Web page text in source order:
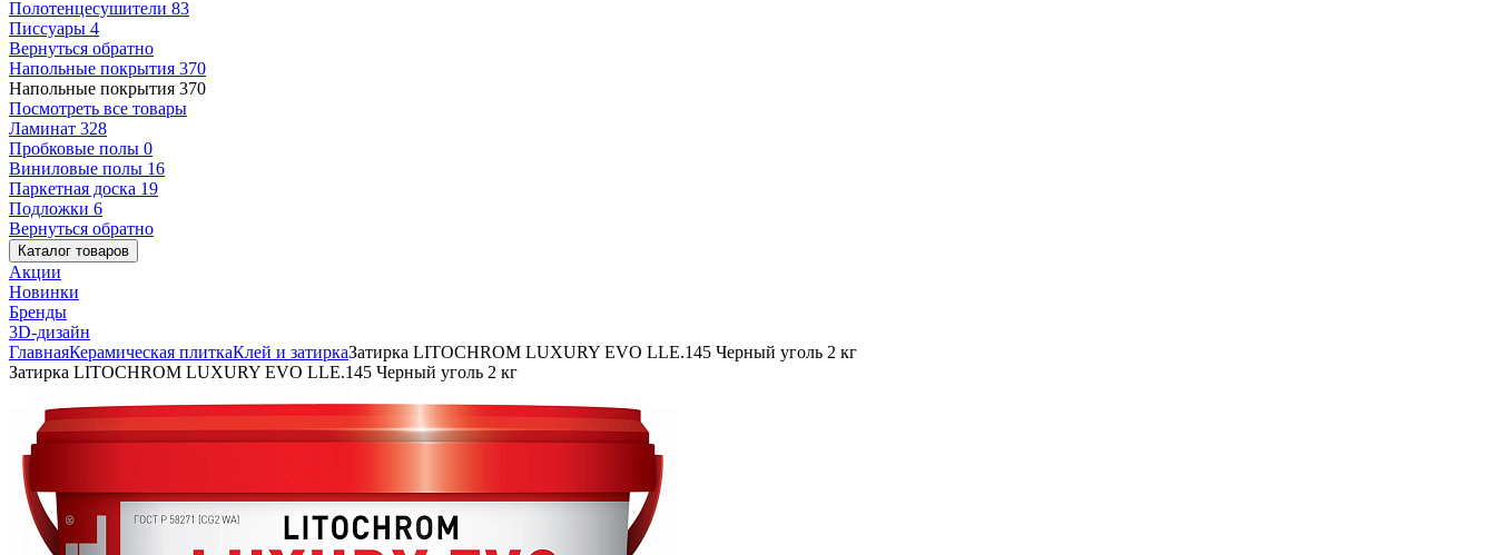
Полотенцесушители 83
Писсуары 4
Вернуться обратно
Напольные покрытия 370
Напольные покрытия 370
Посмотреть все товары
Ламинат 328
Пробковые полы 0
Виниловые полы 16
Паркетная доска 19
Подложки 6
Вернуться обратно
Каталог товаров
Акции
Новинки
Бренды
3D-дизайн
ГлавнаяКерамическая плиткаКлей и затиркаЗатирка LITOCHROM LUXURY EVO LLE.145 Черный уголь 2 кг
Затирка LITOCHROM LUXURY EVO LLE.145 Черный уголь 2 кг